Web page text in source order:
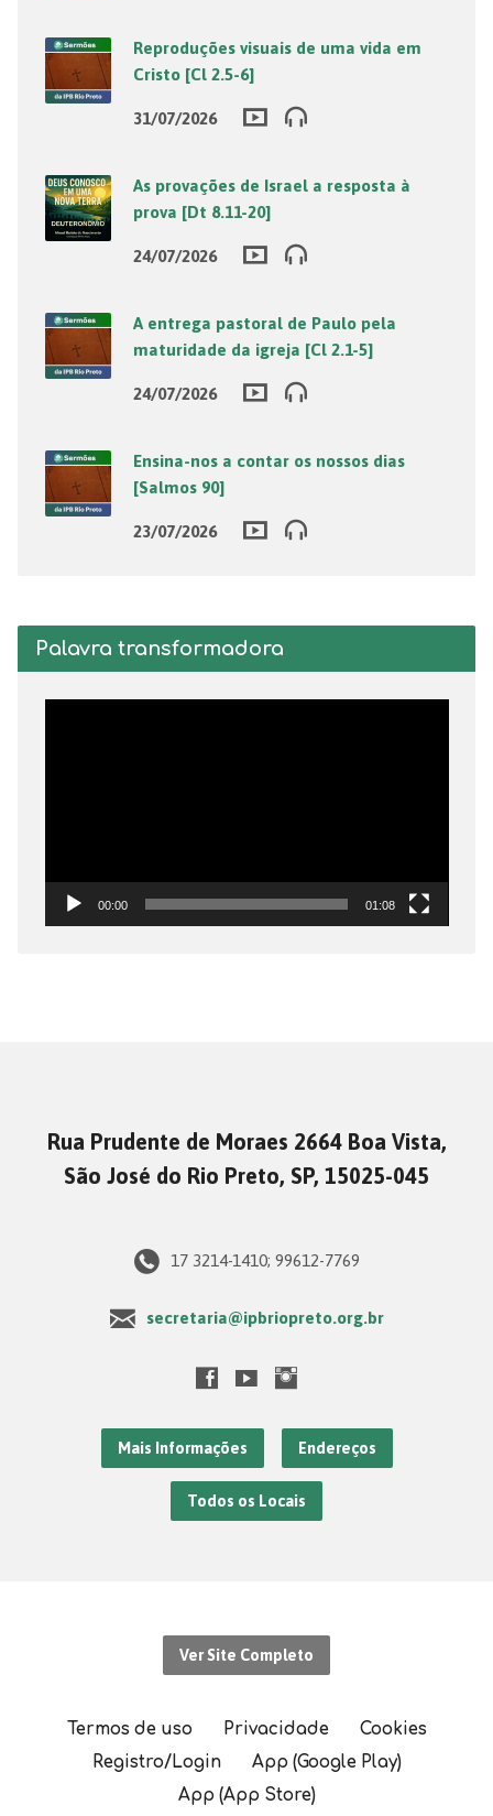
Reproduções visuais de uma vida em
Cristo [Cl 2.5-6]
31/07/2026
As provações de Israel a resposta à
prova [Dt 8.11-20]
24/07/2026
A entrega pastoral de Paulo pela
maturidade da igreja [Cl 2.1-5]
24/07/2026
Ensina-nos a contar os nossos dias
[Salmos 90]
23/07/2026
Palavra transformadora
00:00 01:08
Rua Prudente de Moraes 2664 Boa Vista,
São José do Rio Preto, SP, 15025-045
17 3214-1410; 99612-7769
secretaria@ipbriopreto.org.br
Mais Informações Endereços
Todos os Locais
Ver Site Completo
Termos de uso Privacidade
Cookies
Registro/Login
App (Google Play)
App (App Store)